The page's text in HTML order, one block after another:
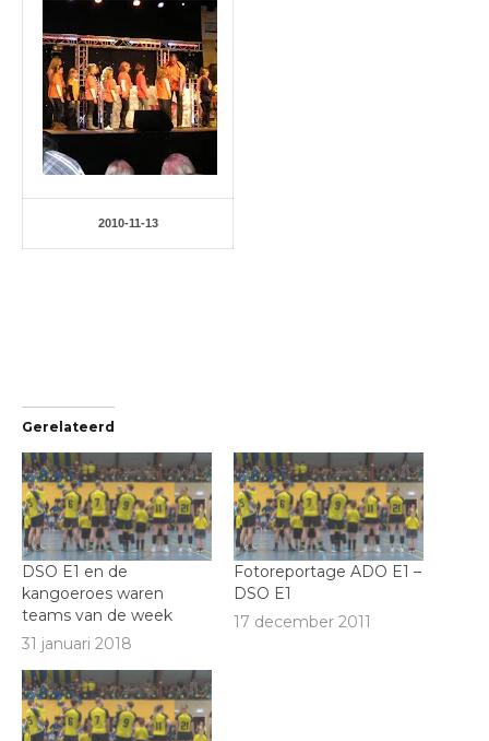
2010-11-13
Gerelateerd
DSO E1 en de
kangoeroes waren
teams van de week
31 januari 2018
Fotoreportage ADO E1 –
DSO E1
17 december 2011